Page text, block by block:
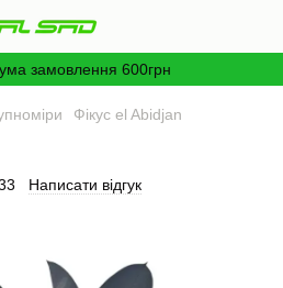
замовлення 600грн
Фікус el Abidjan
Написати відгук